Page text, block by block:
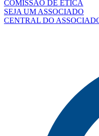
COMISSÃO DE ÉTICA
SEJA UM ASSOCIADO
CENTRAL DO